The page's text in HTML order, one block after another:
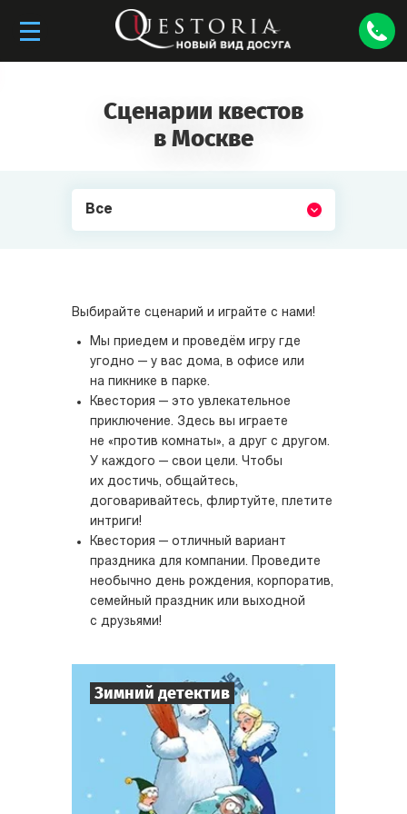
Сценарии квестов
в Москве
Все
Выбирайте сценарий и играйте с нами!
Мы приедем и проведём игру где
угодно — у вас дома, в офисе или
на пикнике в парке.
Квестория — это увлекательное
приключение. Здесь вы играете
не «против комнаты», а друг с другом.
У каждого — свои цели. Чтобы
их достичь, общайтесь,
договаривайтесь, флиртуйте, плетите
интриги!
Квестория — отличный вариант
праздника для компании. Проведите
необычно день рождения, корпоратив,
семейный праздник или выходной
с друзьями!
Зимний детектив
Игроков 10
Время игры 1-2 ч.